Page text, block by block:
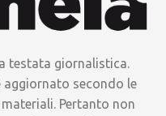
testata giornalistica.
aggiornato secondo le
Pertanto non